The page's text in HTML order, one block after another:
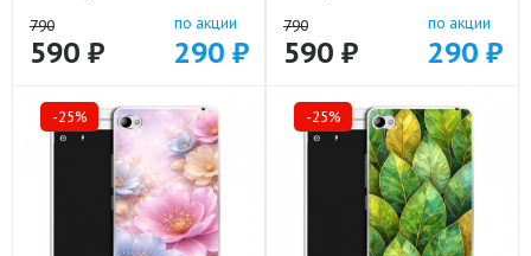
790
590 ₽
по акции
290 ₽
790
590 ₽
по акции
290 ₽
-25% -25%